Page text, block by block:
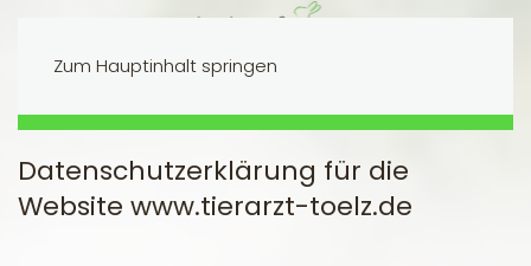
Zum Hauptinhalt springen
Datenschutzerklärung für die
Website www.tierarzt-toelz.de